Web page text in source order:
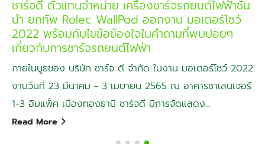
ชาร์จดี ตัวแทนจำหน่าย เครื่องชาร์จรถยนต์ไฟฟ้าชั้น
นำ ยกทัพ Rolec WallPod ออกงาน มอเตอร์โชว์
2022 พร้อมกับไขข้อข้องใจในคำถามที่พบบ่อยๆ
เกี่ยวกับการชาร์จรถยนต์ไฟฟ้า
ภายในบูธของ บริษัท ชาร์จ ดี จำกัด ในงาน มอเตอร์โชว์ 2022
งานวันที่ 23 มีนาคม - 3 เมษายน 2565 ณ อาคารชาเลนเจอร์
1-3 อิมแพ็ค เมืองทองธานี ชาร์จดี มีการจัดแสดง...
Read More